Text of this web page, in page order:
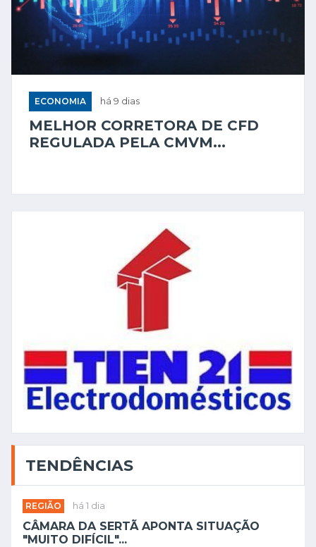
ECONOMIA há 9 dias
MELHOR CORRETORA DE CFD
REGULADA PELA CMVM...
TENDÊNCIAS
REGIÃO há 1 dia
CÂMARA DA SERTÃ APONTA SITUAÇÃO
"MUITO DIFÍCIL"...